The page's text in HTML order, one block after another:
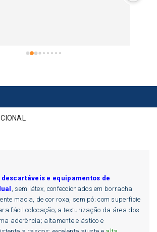
descartáveis e equipamentos de
, sem látex, confeccionados em borracha
macia, de cor roxa, sem pó; com superfície
fácil colocação; a texturização da área dos
aderência; altamente elástico e